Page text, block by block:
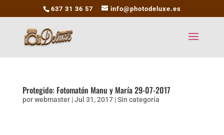
637 31 36 57 info@photodeluxe.es
Protegido: Fotomatón Manu y María 29-07-2017
porwebmaster|Jul 31, 2017|Sin categoría